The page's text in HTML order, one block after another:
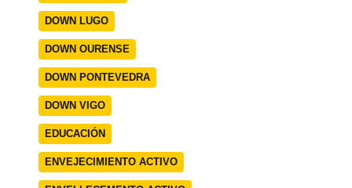
DOWN LUGO
DOWN OURENSE
DOWN PONTEVEDRA
DOWN VIGO
EDUCACIÓN
ENVEJECIMIENTO ACTIVO